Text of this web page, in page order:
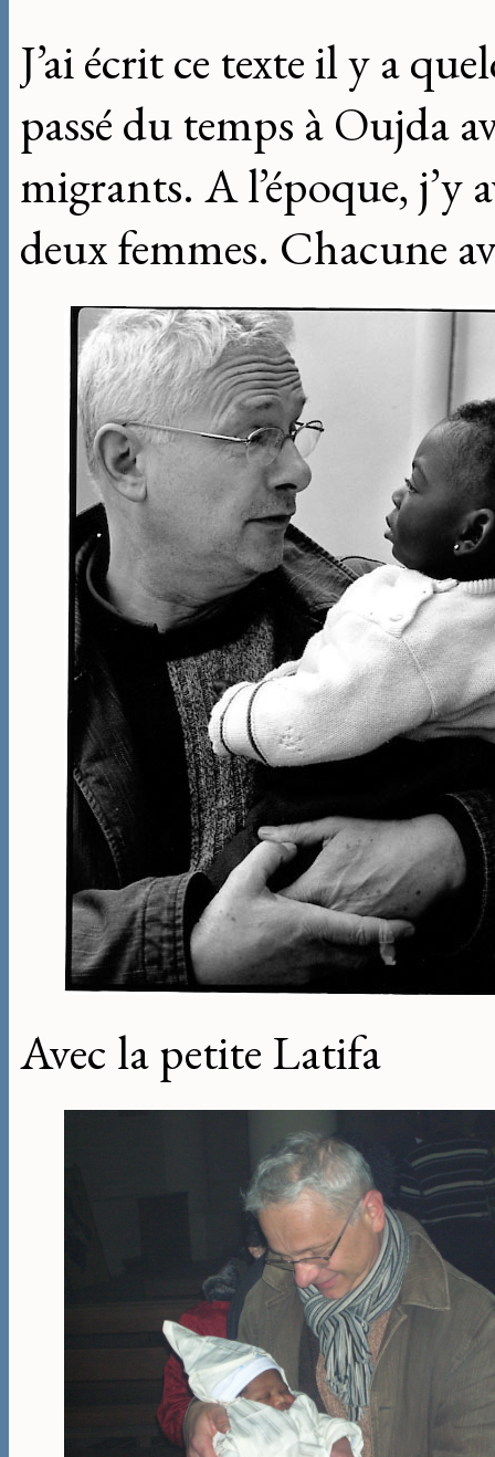
J’ai écrit ce texte il y a
passé du temps à Oujda
migrants. A l’époque, j’y
deux femmes. Chacune
Avec la petite Latifa